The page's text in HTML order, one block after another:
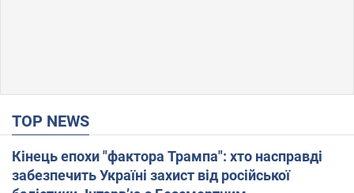
TOP NEWS
Кінець епохи "фактора Трампа": хто насправді
забезпечить Україні захист від російської